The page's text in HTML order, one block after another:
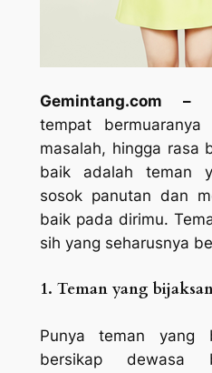
Gemintang.com –
tempat bermuaranya
masalah, hingga rasa
baik adalah teman
sosok panutan dan
baik pada dirimu.
sih yang seharusnya
1. Teman yang
Punya teman yang
bersikap dewasa